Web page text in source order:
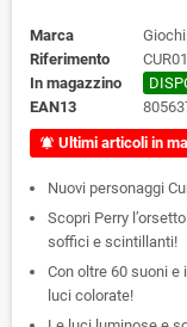
Marca
Riferimento
In magazzino
EAN13
notifications_active Ultimi articoli in
Nuovi personaggi
Scopri Perry
soffici e scintillanti!
Con oltre 60 suoni e
luci colorate!